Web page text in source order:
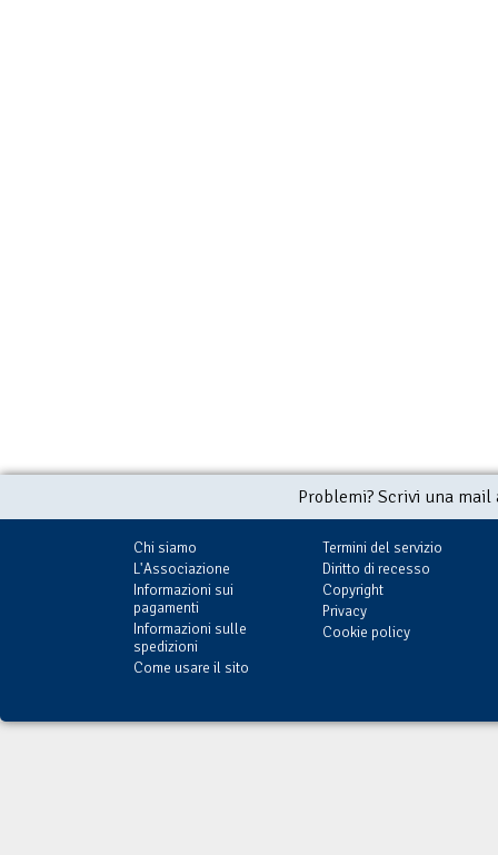
Problemi? Scrivi una
Chi siamo
L'Associazione
Informazioni sui
pagamenti
Informazioni sulle
spedizioni
Come usare il sito
Termini del servizio
Diritto di recesso
Copyright
Privacy
Cookie policy